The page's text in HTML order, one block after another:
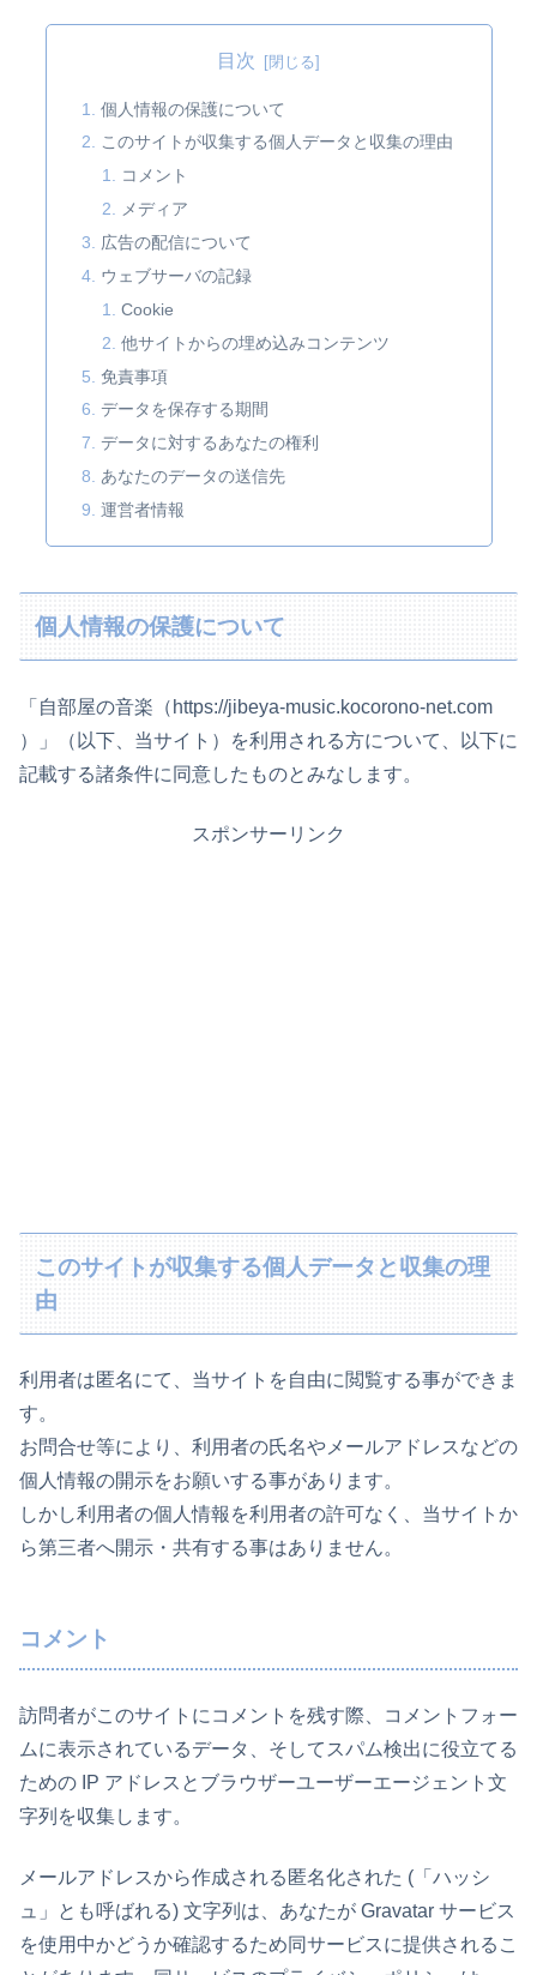
目次
個人情報の保護について
このサイトが収集する個人データと収集の理由
コメント
メディア
広告の配信について
ウェブサーバの記録
Cookie
他サイトからの埋め込みコンテンツ
免責事項
データを保存する期間
データに対するあなたの権利
あなたのデータの送信先
運営者情報
個人情報の保護について
「自部屋の音楽（https://jibeya-music.kocorono-net.com
）」（以下、当サイト）を利用される方について、以下に
記載する諸条件に同意したものとみなします。
スポンサーリンク
このサイトが収集する個人データと収集の理
由
利用者は匿名にて、当サイトを自由に閲覧する事ができま
す。
お問合せ等により、利用者の氏名やメールアドレスなどの
個人情報の開示をお願いする事があります。
しかし利用者の個人情報を利用者の許可なく、当サイトか
ら第三者へ開示・共有する事はありません。
コメント
訪問者がこのサイトにコメントを残す際、コメントフォー
ムに表示されているデータ、そしてスパム検出に役立てる
ための IP アドレスとブラウザーユーザーエージェント文
字列を収集します。
メールアドレスから作成される匿名化された (「ハッシ
ュ」とも呼ばれる) 文字列は、あなたが Gravatar サービス
を使用中かどうか確認するため同サービスに提供されるこ